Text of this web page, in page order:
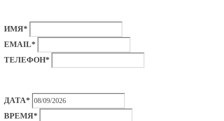
ИМЯ*
EMAIL*
ТЕЛЕФОН*
ДАТА*
ВРЕМЯ*